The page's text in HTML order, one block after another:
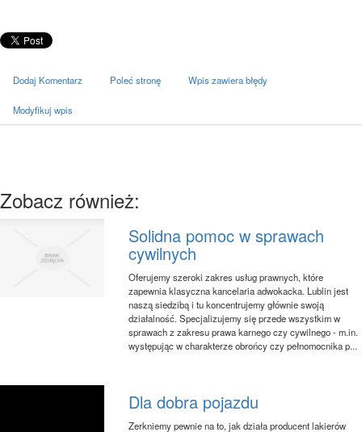
Dodaj Komentarz Poleć stronę Wpis zawiera błędy
Modyfikuj wpis
Zobacz również:
Solidna pomoc w sprawach
cywilnych
Oferujemy szeroki zakres usług prawnych, które
zapewnia klasyczna kancelaria adwokacka. Lublin jest
naszą siedzibą i tu koncentrujemy głównie swoją
działalność. Specjalizujemy się przede wszystkim w
sprawach z zakresu prawa karnego czy cywilnego - m.in.
występując w charakterze obrońcy czy pełnomocnika p...
Dla dobra pojazdu
Zerkniemy pewnie na to, jak działa producent lakierów